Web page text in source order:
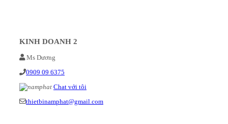
KINH DOANH 2
Ms Dương
0909 09 6375
Chat với tôi
thietbinamphat@gmail.com